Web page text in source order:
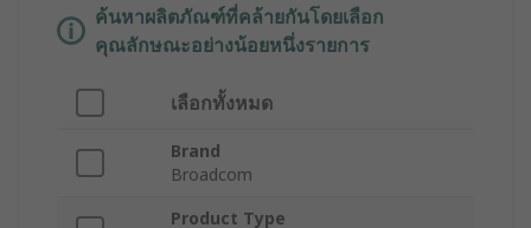
ค้นหาผลิตภัณฑ์ที่คล้ายกันโดยเลือก
คุณลักษณะอย่างน้อยหนึ่งรายการ
เลือกทั้งหมด
Brand
Broadcom
Product Type